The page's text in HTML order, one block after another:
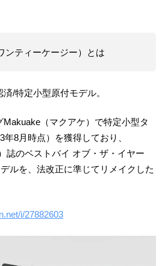
ンティーケージー）とは
/特定小型原付モデル。
（マクアケ）で特定小型タ
8月時点）を獲得しており、
誌のベストバイ オブ・ザ・イヤー
ルを、法改正に準じてリメイクした
i/27882603